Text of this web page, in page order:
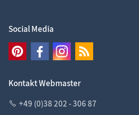
Social Media
Kontakt Webmaster
+49 (0)38 202 - 306 87